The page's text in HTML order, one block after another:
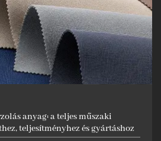
anyag: a teljes műszaki
teljesítményhez és gyártáshoz